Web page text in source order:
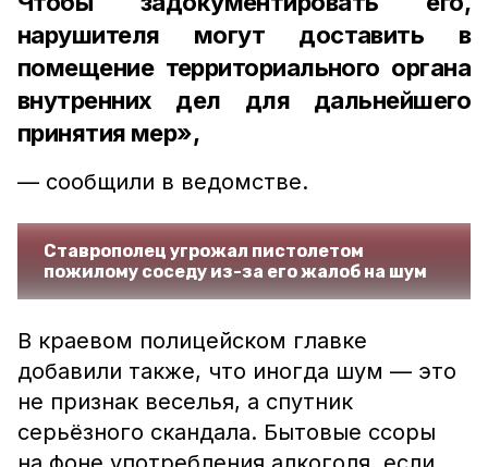
нарушителя могут доставить в
помещение территориального органа
внутренних дел для дальнейшего
принятия мер»,
— сообщили в ведомстве.
Ставрополец угрожал пистолетом
пожилому соседу из-за его жалоб на шум
В краевом полицейском главке
добавили также, что иногда шум — это
не признак веселья, а спутник
серьёзного скандала. Бытовые ссоры